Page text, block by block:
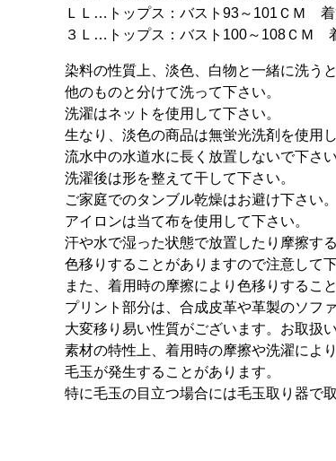
ＬＬ…トップス：バスト93～101ＣＭ
３Ｌ…トップス：バスト100～108ＣＭ
染料の性質上、淡色、白物と一緒に洗う
他のものと分けて洗って下さい。
洗濯はネットを使用して下さい。
生なり、淡色の商品は無蛍光洗剤を使用し
流水中の水道水に長く放置しないで下さい
洗濯後は形を整えて干して下さい。
ご家庭でのタンブル乾燥はお避け下さい。
アイロンは当て布を使用して下さい。
汗や水で湿った状態で放置したり摩擦する
色移りすることがありますので注意して下
また、着用時の摩擦により色移りするこ
プリント部分は、合成皮革や革製のソフ
大変移り易い性質がございます。お取扱
素材の特性上、着用時の摩擦や洗濯によ
毛玉が発生することがあります。
特に毛玉の目立つ場合には毛玉取り器で